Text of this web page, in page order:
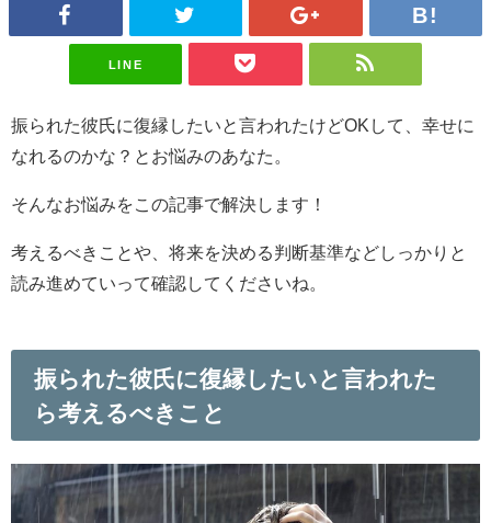
LINE
振られた彼氏に復縁したいと言われたけどOKして、幸せに
なれるのかな？とお悩みのあなた。
そんなお悩みをこの記事で解決します！
考えるべきことや、将来を決める判断基準などしっかりと
読み進めていって確認してくださいね。
振られた彼氏に復縁したいと言われた
ら考えるべきこと